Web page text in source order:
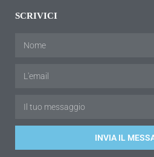
SCRIVICI
INVIA IL